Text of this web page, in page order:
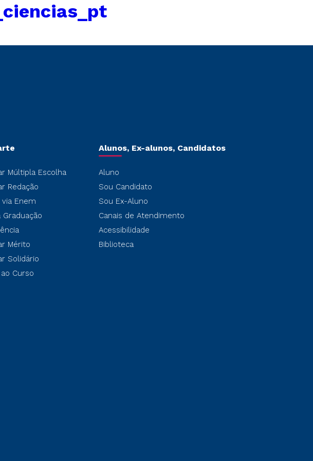
Múltipla Escolha
Redação
via Enem
Graduação
Mérito
Solidário
Curso
Alunos, Ex-alunos, Candidatos
Aluno
Sou Candidato
Sou Ex-Aluno
Canais de Atendimento
Acessibilidade
Biblioteca